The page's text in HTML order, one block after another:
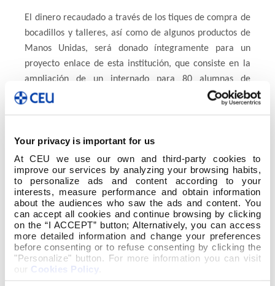
Your privacy is important for us
At CEU we use our own and third-party cookies to
improve our services by analyzing your browsing habits,
to personalize ads and content according to your
interests, measure performance and obtain information
about the audiences who saw the ads and content. You
can accept all cookies and continue browsing by clicking
on the “I ACCEPT” button; Alternatively, you can access
more detailed information and change your preferences
before consenting or to refuse consenting by clicking the
"Personalize" button. For more information you can visit
our Cookies Policy
El dinero recaudado a través de los tiques de compra de
bocadillos y talleres, así como de algunos productos de
Manos Unidas, será donado íntegramente para un
proyecto enlace de esta institución, que consiste en la
ampliación de un internado para 80 alumnas de
secundaria en Benín.
Fue una jornada de solidaridad y creatividad, en la que
con la grata visita de un grupo de voluntarios de Manos
Unidas que se acercaron a compartir la experiencia.
Y… aún quedaron bocatas… que se donaron a los
hermanos pobres de Teis.